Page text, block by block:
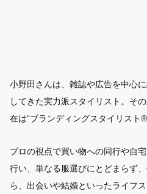
小野田さんは、雑誌や広告を中心
してきた実力派スタイリスト。そ
在は“ブランディングスタイリスト
プロの視点で買い物への同行や自
行い、単なる服選びにとどまらず
ら、出会いや結婚といったライフ